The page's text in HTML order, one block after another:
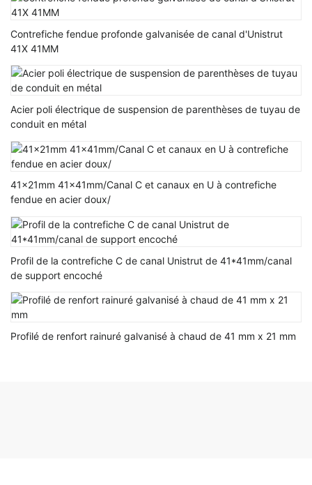
Contrefiche fendue profonde galvanisée de canal d'Unistrut
41X 41MM
Acier poli électrique de suspension de parenthèses de tuyau de
conduit en métal
41x21mm 41x41mm/Canal C et canaux en U à contrefiche
fendue en acier doux/
Profil de la contrefiche C de canal Unistrut de 41*41mm/canal
de support encoché
Profilé de renfort rainuré galvanisé à chaud de 41 mm x 21 mm